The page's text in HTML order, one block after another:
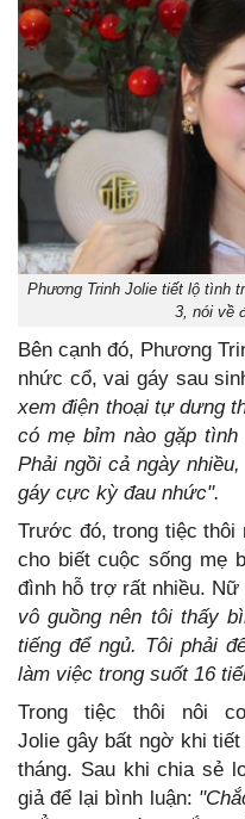
Phương Trinh Jolie tiết lộ tình
3, nói về
Bên cạnh đó, Phương
nhức cổ, vai gáy sau
xem điện thoại tự dưng
có mẹ bỉm nào gặp tình
Phải ngồi cả ngày
gáy cực kỳ đau nhức".
Trước đó, trong tiệc thôi
cho biết cuộc sống mẹ
đình hỗ trợ rất nhiều. Nữ
vô guồng nên tôi thấy
tiếng để ngủ. Tôi phải
làm việc trong suốt 16
Trong tiệc thôi nôi
Jolie gây bất ngờ khi
tháng. Sau khi chia sẻ
giả để lại bình luận: